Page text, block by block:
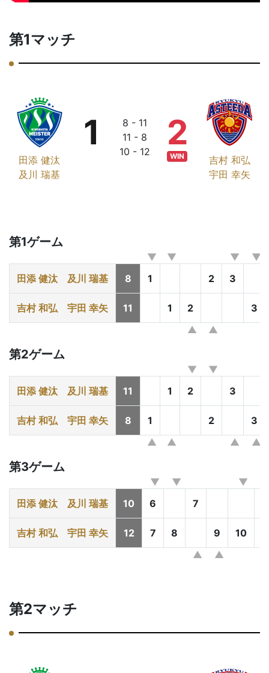
第1マッチ
田添 健汰
及川 瑞基
1
8 - 11
11 - 8
10 - 12
吉村 和弘
宇田 幸矢
2
WIN
第1ゲーム
田添 健汰 及川 瑞基 8 1 2 3
吉村 和弘 宇田 幸矢 11 1 2 3
第2ゲーム
田添 健汰 及川 瑞基 11 1 2 3
吉村 和弘 宇田 幸矢 8 1 2 3
第3ゲーム
田添 健汰 及川 瑞基 10 6 7
吉村 和弘 宇田 幸矢 12 7 8 9 10
第2マッチ